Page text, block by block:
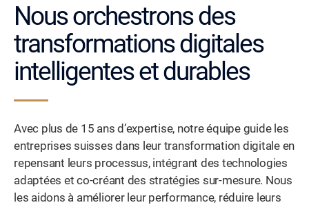
Nous orchestrons des
transformations digitales
intelligentes et durables
Avec plus de 15 ans d’expertise, notre équipe guide les
entreprises suisses dans leur transformation digitale en
repensant leurs processus, intégrant des technologies
adaptées et co-créant des stratégies sur-mesure. Nous
les aidons à améliorer leur performance, réduire leurs